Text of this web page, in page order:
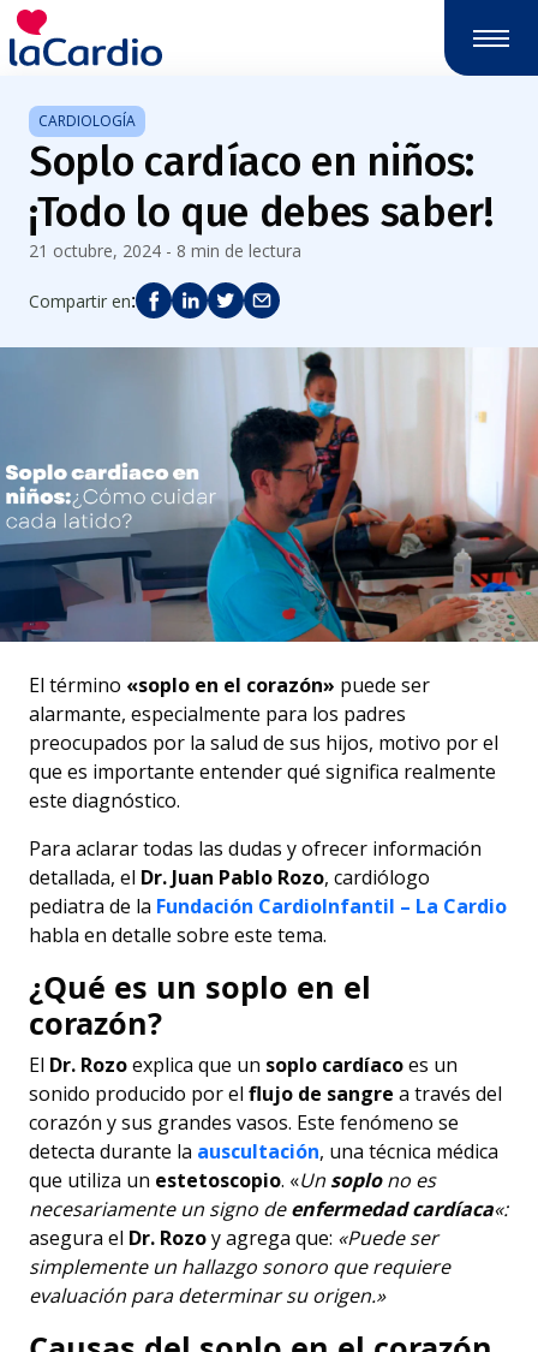
Nota:
este
sitio
web
incluye
accesibilidad.
CARDIOLOGÍA
Soplo cardíaco en niños:
¡Todo lo que debes saber!
21 octubre, 2024 - 8 min de lectura
Compartir en:
El término «soplo en el corazón» puede ser
alarmante, especialmente para los padres
preocupados por la salud de sus hijos, motivo por el
que es importante entender qué significa realmente
este diagnóstico.
Para aclarar todas las dudas y ofrecer información
detallada, el Dr. Juan Pablo Rozo, cardiólogo
pediatra de la Fundación CardioInfantil – La Cardio
habla en detalle sobre este tema.
¿Qué es un soplo en el
corazón?
El Dr. Rozoexplica que un soplo cardíacoes un
sonido producido por el flujo de sangre a través del
corazón y sus grandes vasos. Este fenómeno se
detecta durante la auscultación, una técnica médica
que utiliza un estetoscopio. «Un soplono es
necesariamente un signo deenfermedad cardíaca«:
asegura el Dr. Rozoy agrega que: «Puede ser
simplemente un hallazgo sonoro que requiere
evaluación para determinar su origen.»